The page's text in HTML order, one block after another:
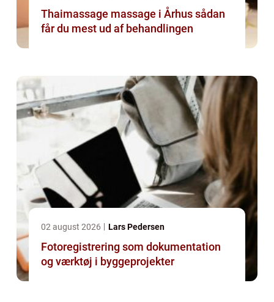
Thaimassage massage i Århus sådan
får du mest ud af behandlingen
02 august 2026 Lars Pedersen
Fotoregistrering som dokumentation
og værktøj i byggeprojekter